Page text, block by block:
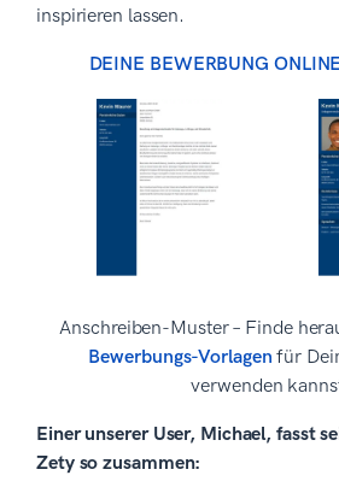
inspirieren lassen.
DEINE BEWERBUNG
Anschreiben-Muster – Finde
Bewerbungs-Vorlagen für
verwenden
Einer unserer User, Michael, fasst
Zety so zusammen: